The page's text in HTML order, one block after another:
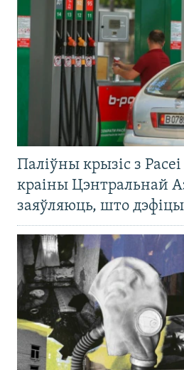
Паліўны крызіс з
краіны Цэнтральнай
заяўляюць, што